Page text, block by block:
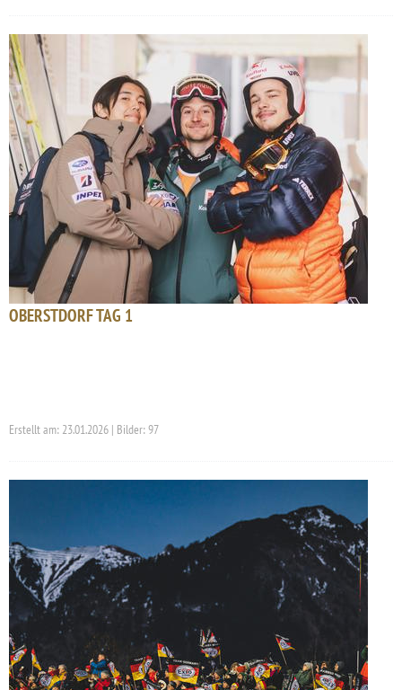
OBERSTDORF TAG 1
Erstellt am: 23.01.2026 | Bilder: 97